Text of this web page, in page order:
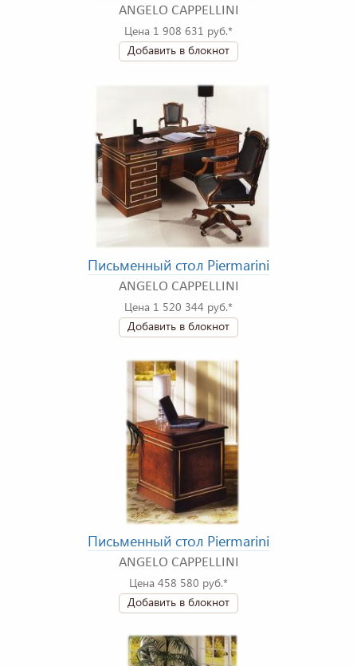
ANGELO CAPPELLINI
Цена 1 908 631 руб.*
Добавить в блокнот
Письменный стол Piermarini
ANGELO CAPPELLINI
Цена 1 520 344 руб.*
Добавить в блокнот
Письменный стол Piermarini
ANGELO CAPPELLINI
Цена 458 580 руб.*
Добавить в блокнот